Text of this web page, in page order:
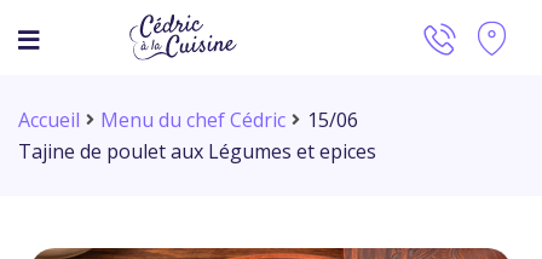
Accueil Menu du chef Cédric
15/06
Tajine de poulet aux Légumes et epices